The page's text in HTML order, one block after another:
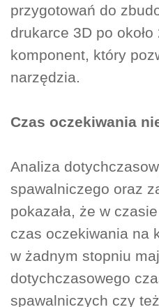
przygotowań do
drukarce 3D po
komponent, który
narzędzia.
Czas oczekiwania
Analiza
spawalniczego oraz
pokazała, że w
czas oczekiwania na
w żadnym stopniu
dotychczasowego
spawalniczych czy